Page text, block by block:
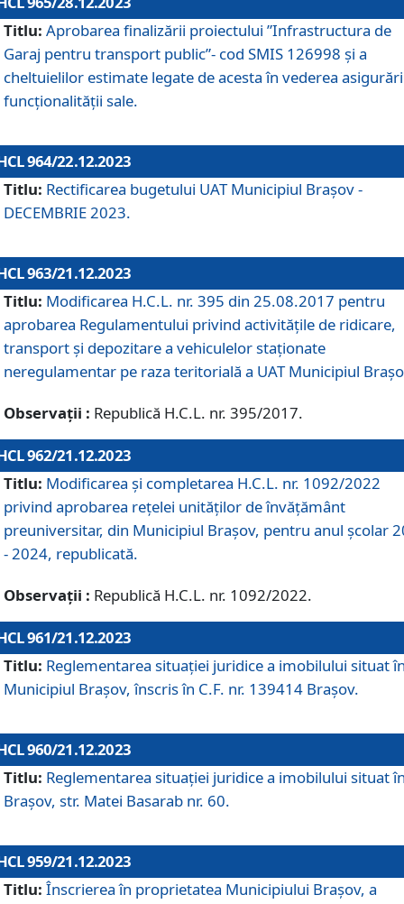
Titlu: Aprobarea finalizării proiectului ”Infrastructura de
Garaj pentru transport public”- cod SMIS 126998 și a
cheltuielilor estimate legate de acesta în vederea
funcționalității sale.
964/22.12.2023
Titlu: Rectificarea bugetului UAT Municipiul Braşov -
DECEMBRIE 2023.
963/21.12.2023
Titlu: Modificarea H.C.L. nr. 395 din 25.08.2017 pentru
aprobarea Regulamentului privind activitățile de ridicare,
transport şi depozitare a vehiculelor staționate
neregulamentar pe raza teritorială a UAT Municipiul
Observații : Republică H.C.L. nr. 395/2017.
962/21.12.2023
Titlu: Modificarea și completarea H.C.L. nr. 1092/2022
privind aprobarea rețelei unităților de învăţământ
preuniversitar, din Municipiul Braşov, pentru anul școlar
- 2024, republicată.
Observații : Republică H.C.L. nr. 1092/2022.
961/21.12.2023
Titlu: Reglementarea situației juridice a imobilului situat
Municipiul Brașov, înscris în C.F. nr. 139414 Brașov.
960/21.12.2023
Titlu: Reglementarea situației juridice a imobilului situat
Brașov, str. Matei Basarab nr. 60.
959/21.12.2023
Titlu: Înscrierea în proprietatea Municipiului Brașov, a